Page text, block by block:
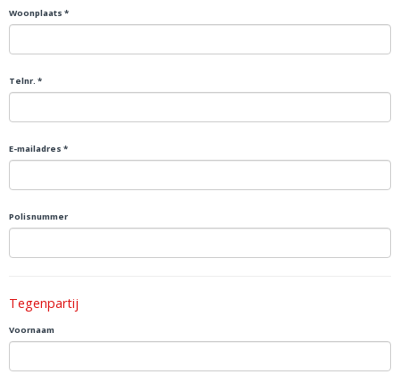
Woonplaats *
Telnr. *
E-mailadres *
Polisnummer
Tegenpartij
Voornaam